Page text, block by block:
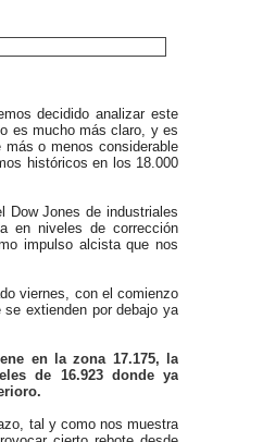
decidido analizar este
es mucho más claro, y es
o menos considerable
históricos en los 18.000
Jones de industriales
en niveles de corrección
impulso alcista que nos
viernes, con el comienzo
extienden por debajo ya
en la zona 17.175, la
de 16.923 donde ya
tal y como nos muestra